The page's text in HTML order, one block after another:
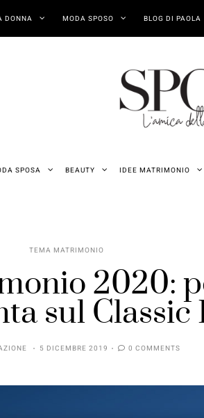
DONNA MODA SPOSO BLOG DI PAOLA
SPOSA BEAUTY IDEE MATRIMONIO
TEMA MATRIMONIO
2020:
sul Classic
5 DICEMBRE 2019 0 COMMENTS